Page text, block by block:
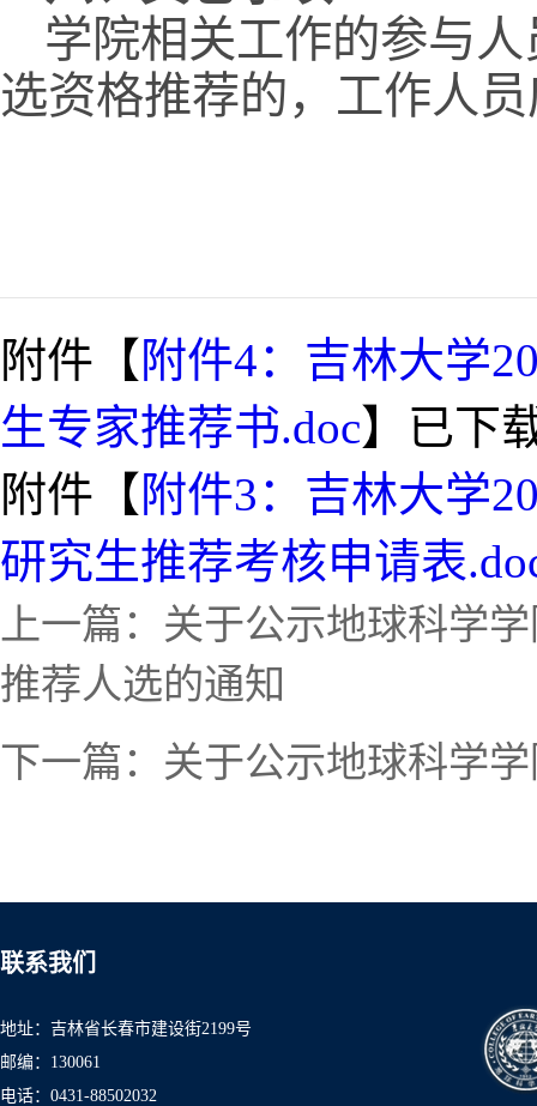
学院相关工作的参与
选资格推荐的，工作人
附件【 附件4：吉林大学
生专家推荐书.doc】已下
附件【 附件3：吉林大学
研究生推荐考核申请表
上一篇： 关于公示地球科学
推荐人选的通知
下一篇： 关于公示地球科学
联系我们
地址：吉林省长春市建设街2199号
邮编：130061
电话：0431-88502032